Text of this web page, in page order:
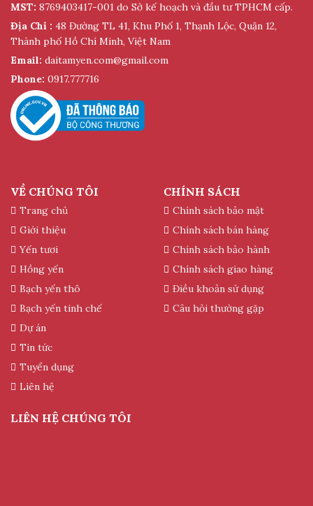
MST: 8769403417-001 do Sở kế hoạch và đầu tư TPHCM cấp.
Địa Chỉ : 48 Đường TL 41, Khu Phố 1, Thạnh Lộc, Quận 12,
Thành phố Hồ Chí Minh, Việt Nam
Email: daitamyen.com@gmail.com
Phone: 0917.777716
VỀ CHÚNG TÔI
Trang chủ
Giới thiệu
Yến tươi
Hồng yến
Bạch yến thô
Bạch yến tinh chế
Dự án
Tin tức
Tuyển dụng
Liên hệ
CHÍNH SÁCH
Chính sách bảo mật
Chính sách bán hàng
Chính sách bảo hành
Chính sách giao hàng
Điều khoản sử dụng
Câu hỏi thường gặp
LIÊN HỆ CHÚNG TÔI